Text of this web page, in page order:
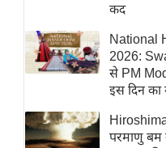
बॉलीवुड
हॉलीवुड
फिल्म समीक्षा
Breaking
News
लाइफस्टाइल
कद
National
2026:
से PM
इस दिन का
परमाणु बम